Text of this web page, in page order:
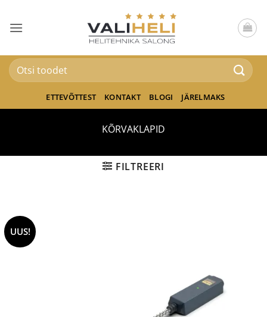
content
Otsi:
ETTEVÕTTEST KONTAKT BLOGI JÄRELMAKS
KÕRVAKLAPID
FILTREERI
UUS!